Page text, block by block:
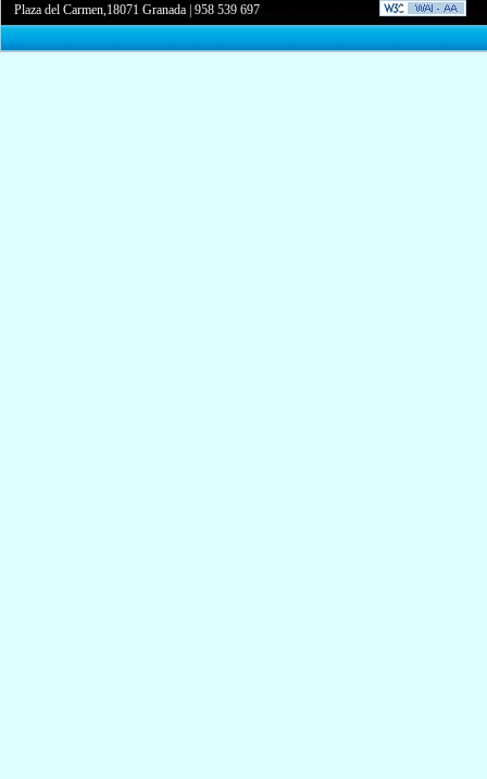
Plaza del Carmen,18071 Granada |958 539 697